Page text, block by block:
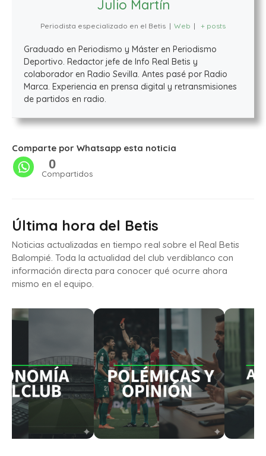
Julio Martín
Periodista especializado en el Betis | Web | + posts
Graduado en Periodismo y Máster en Periodismo
Deportivo. Redactor jefe de Info Real Betis y
colaborador en Radio Sevilla. Antes pasé por Radio
Marca. Experiencia en prensa digital y retransmisiones
de partidos en radio.
Comparte por Whatsapp esta noticia
0
Compartidos
Última hora del Betis
Noticias actualizadas en tiempo real sobre el Real Betis
Balompié. Toda la actualidad del club verdiblanco con
información directa para conocer qué ocurre ahora
mismo en el equipo.